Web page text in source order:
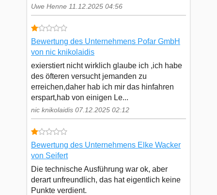
Uwe Henne 11.12.2025 04:56
Bewertung des Unternehmens Pofar GmbH
von nic knikolaidis
exierstiert nicht wirklich glaube ich ,ich habe
des öfteren versucht jemanden zu
erreichen,daher hab ich mir das hinfahren
erspart,hab von einigen Le...
nic knikolaidis 07.12.2025 02:12
Bewertung des Unternehmens Elke Wacker
von Seifert
Die technische Ausführung war ok, aber
derart unfreundlich, das hat eigentlich keine
Punkte verdient.